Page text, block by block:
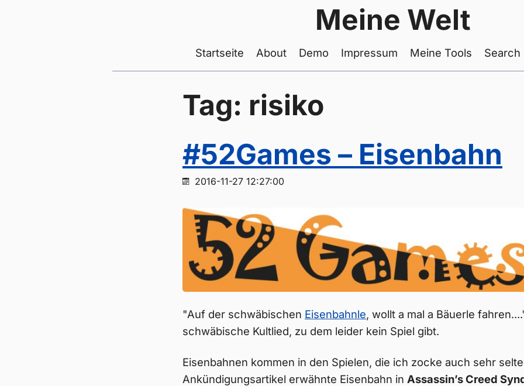
Meine Welt
Startseite About Demo Impressum Meine Tools Search
Tag: risiko
#52Games – Eisenbahn
2016-11-27 12:27:00
"Auf der schwäbischen Eisenbahnle, wollt a mal a Bäuerle
schwäbische Kultlied, zu dem leider kein Spiel gibt.
Eisenbahnen kommen in den Spielen, die ich zocke auch sehr
Ankündigungsartikel erwähnte Eisenbahn in Assassin’s Creed